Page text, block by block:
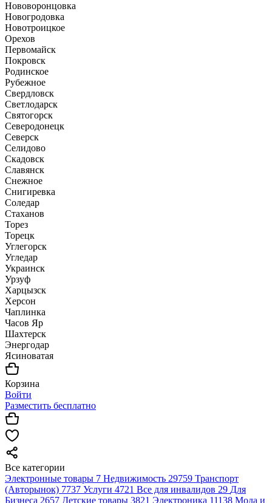
Нововоронцовка
Новогродовка
Новотроицкое
Орехов
Первомайск
Покровск
Родинское
Рубежное
Свердловск
Светлодарск
Святогорск
Северодонецк
Северск
Селидово
Скадовск
Славянск
Снежное
Снигиревка
Соледар
Стаханов
Торез
Торецк
Углегорск
Угледар
Украинск
Урзуф
Харцызск
Херсон
Чаплинка
Часов Яр
Шахтерск
Энергодар
Ясиноватая
Корзина
Войти
Разместить бесплатно
Все категории
Электронные товары 7 Недвижимость 29759 Транспорт
(Авторынок) 7737 Услуги 4721 Все для инвалидов 29 Для
Бизнеса 2657 Детские товары 3821 Электроника 11138 Мода и